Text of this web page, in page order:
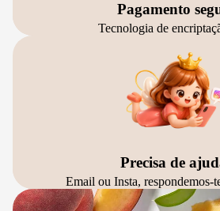
Pagamento
Tecnologia de
Precisa de
Email ou Insta, respondemos-